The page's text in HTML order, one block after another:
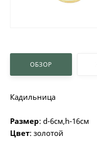
ОБЗОР
Кадильница
Размер: d-6см,h-16cм
Цвет: золотой